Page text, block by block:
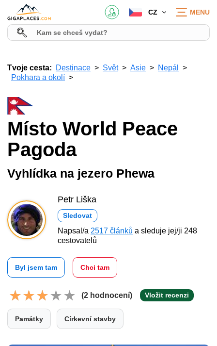
CZ MENU
Tvoje cesta: Destinace Svět Asie
Nepál
Pokhara a okolí
Místo World Peace
Pagoda
Vyhlídka na jezero Phewa
Petr Liška
Sledovat
Napsal/a 2517 článků a sleduje jej/ji 248
cestovatelů
Byl jsem tam Chci tam
(2 hodnocení) Vložit recenzi
Památky Církevní stavby